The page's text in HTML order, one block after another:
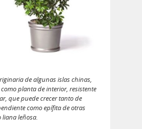
de algunas islas chinas,
planta de interior, resistente
que puede crecer tanto de
como epífita de otras
leñosa.